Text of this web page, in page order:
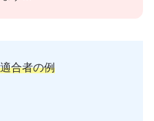
合者の例